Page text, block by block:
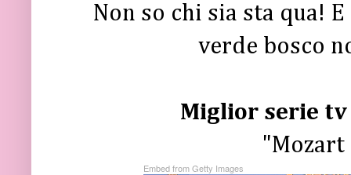
Non so chi sia sta qua!
verde bosco
Miglior serie tv
"Mozart
Embed from Getty Images